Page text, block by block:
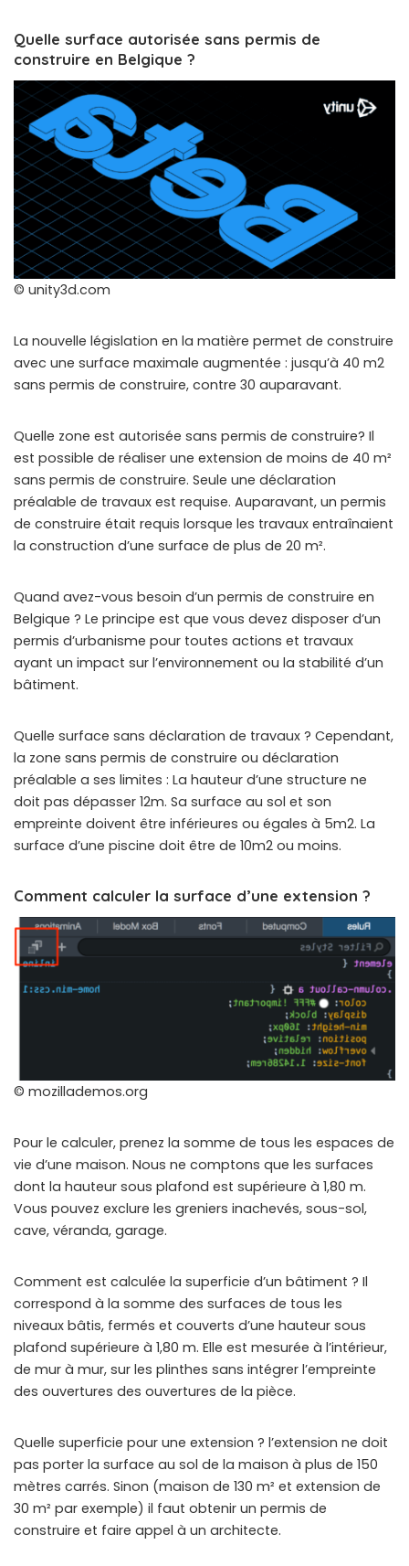
Quelle surface autorisée sans permis de
construire en Belgique ?
© unity3d.com
La nouvelle législation en la matière permet de construire
avec une surface maximale augmentée : jusqu’à 40 m2
sans permis de construire, contre 30 auparavant.
Quelle zone est autorisée sans permis de construire? Il
est possible de réaliser une extension de moins de 40 m²
sans permis de construire. Seule une déclaration
préalable de travaux est requise. Auparavant, un permis
de construire était requis lorsque les travaux entraînaient
la construction d’une surface de plus de 20 m².
Quand avez-vous besoin d’un permis de construire en
Belgique ? Le principe est que vous devez disposer d’un
permis d’urbanisme pour toutes actions et travaux
ayant un impact sur l’environnement ou la stabilité d’un
bâtiment.
Quelle surface sans déclaration de travaux ? Cependant,
la zone sans permis de construire ou déclaration
préalable a ses limites : La hauteur d’une structure ne
doit pas dépasser 12m. Sa surface au sol et son
empreinte doivent être inférieures ou égales à 5m2. La
surface d’une piscine doit être de 10m2 ou moins.
Comment calculer la surface d’une extension ?
© mozillademos.org
Pour le calculer, prenez la somme de tous les espaces de
vie d’une maison. Nous ne comptons que les surfaces
dont la hauteur sous plafond est supérieure à 1,80 m.
Vous pouvez exclure les greniers inachevés, sous-sol,
cave, véranda, garage.
Comment est calculée la superficie d’un bâtiment ? Il
correspond à la somme des surfaces de tous les
niveaux bâtis, fermés et couverts d’une hauteur sous
plafond supérieure à 1,80 m. Elle est mesurée à l’intérieur,
de mur à mur, sur les plinthes sans intégrer l’empreinte
des ouvertures des ouvertures de la pièce.
Quelle superficie pour une extension ? l’extension ne doit
pas porter la surface au sol de la maison à plus de 150
mètres carrés. Sinon (maison de 130 m² et extension de
30 m² par exemple) il faut obtenir un permis de
construire et faire appel à un architecte.